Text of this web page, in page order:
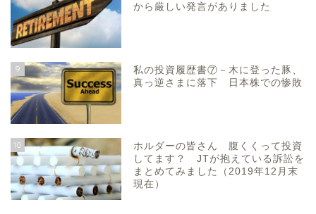
から厳しい発言がありました
9
私の投資履歴書⑦－木に登った豚、
真っ逆さまに落下 日本株での惨敗
10
ホルダーの皆さん 腹くくって投資
してます？ JTが抱えている訴訟を
まとめてみました（2019年12月末
現在）